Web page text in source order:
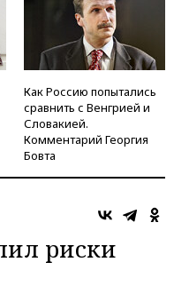
Как Россию попытались
сравнить с Венгрией и
Словакией.
Комментарий Георгия
Бовта
риски